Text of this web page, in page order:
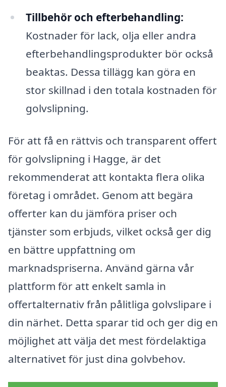
Tillbehör och efterbehandling:
Kostnader för lack, olja eller andra
efterbehandlingsprodukter bör också
beaktas. Dessa tillägg kan göra en
stor skillnad i den totala kostnaden för
golvslipning.
För att få en rättvis och transparent offert
för golvslipning i Hagge, är det
rekommenderat att kontakta flera olika
företag i området. Genom att begära
offerter kan du jämföra priser och
tjänster som erbjuds, vilket också ger dig
en bättre uppfattning om
marknadspriserna. Använd gärna vår
plattform för att enkelt samla in
offertalternativ från pålitliga golvslipare i
din närhet. Detta sparar tid och ger dig en
möjlighet att välja det mest fördelaktiga
alternativet för just dina golvbehov.